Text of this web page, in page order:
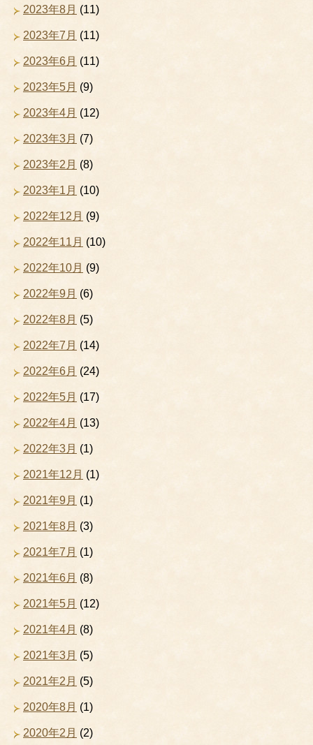
2023年8月 (11)
2023年7月 (11)
2023年6月 (11)
2023年5月 (9)
2023年4月 (12)
2023年3月 (7)
2023年2月 (8)
2023年1月 (10)
2022年12月 (9)
2022年11月 (10)
2022年10月 (9)
2022年9月 (6)
2022年8月 (5)
2022年7月 (14)
2022年6月 (24)
2022年5月 (17)
2022年4月 (13)
2022年3月 (1)
2021年12月 (1)
2021年9月 (1)
2021年8月 (3)
2021年7月 (1)
2021年6月 (8)
2021年5月 (12)
2021年4月 (8)
2021年3月 (5)
2021年2月 (5)
2020年8月 (1)
2020年2月 (2)